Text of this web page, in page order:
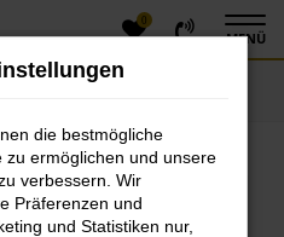
0
MENÜ
Error
die bestmögliche
zu ermöglichen und unsere
verbessern. Wir
Präferenzen und
und Statistiken nur,